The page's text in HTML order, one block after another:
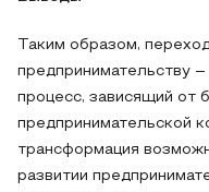
Таким образом,
предпринимательству
процесс, зависящий от
предпринимательской
трансформация
развитии